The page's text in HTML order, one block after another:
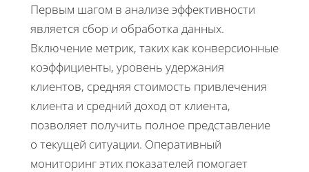
Первым шагом в анализе эффективности
является сбор и обработка данных.
Включение метрик, таких как конверсионные
коэффициенты, уровень удержания
клиентов, средняя стоимость привлечения
клиента и средний доход от клиента,
позволяет получить полное представление
о текущей ситуации. Оперативный
мониторинг этих показателей помогает